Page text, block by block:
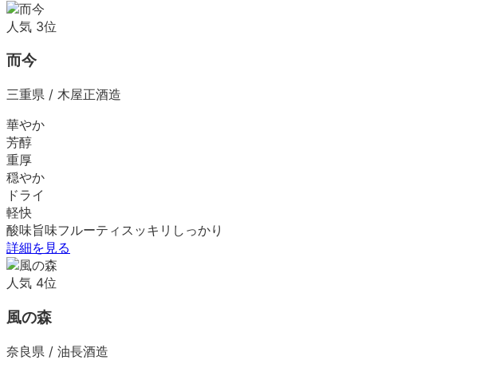
人気 3位
而今
三重県 / 木屋正酒造
華やか
芳醇
重厚
穏やか
ドライ
軽快
酸味旨味フルーティ スッキリ しっかり
詳細を見る
人気 4位
風の森
奈良県 / 油長酒造